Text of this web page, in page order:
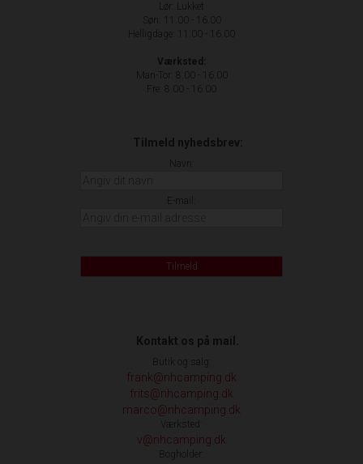
Lør: Lukket
Søn: 11.00 - 16.00
Helligdage: 11.00 - 16.00
Værksted:
Man-Tor: 8.00 - 16.00
Fre: 8.00 - 16.00
Tilmeld nyhedsbrev:
Navn:
E-mail:
Tilmeld
Kontakt os på mail.
Butik og salg:
frank@nhcamping.dk
frits@nhcamping.dk
marco@nhcamping.dk
Værksted:
v@nhcamping.dk
Bogholder: